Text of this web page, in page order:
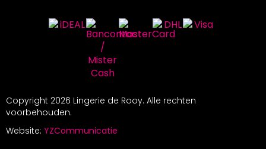
Copyright 2026 Lingerie de Rooy. Alle rechten
voorbehouden.
Website: YZCommunicatie